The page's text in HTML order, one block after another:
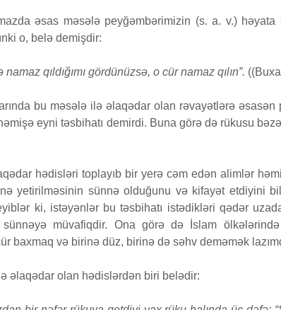
əsas məsələ peyğəmbərimizin (s. a. v.) həyata
o, belə demişdir:
namaz qıldığımı gördünüzsə, o cür namaz qılın”.
bu məsələ ilə əlaqədar olan rəvayətlərə əsasən
eyni təsbihatı demirdi. Buna görə də rükusu
hədisləri toplayıb bir yerə cəm edən alimlər
yetirilməsinin sünnə olduğunu və kifayət etdiyini
ki, istəyənlər bu təsbihatı istədikləri qədər
sünnəyə müvafiqdir. Ona görə də İslam
baxmaq və birinə düz, birinə də səhv deməmək
əlaqədar olan hədislərdən biri belədir:
Əhzab surəsi
67 Baxış
Bir işə, şirkətə pul
olmazmı?
Loğman surəsi